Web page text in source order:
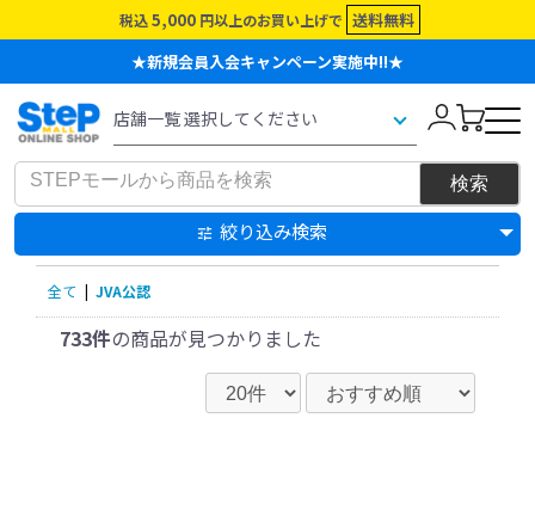
税込 5,000 円以上のお買い上げで 送料無料
★新規会員入会キャンペーン実施中!!★
絞り込み検索
全て | JVA公認
733件の商品が見つかりました